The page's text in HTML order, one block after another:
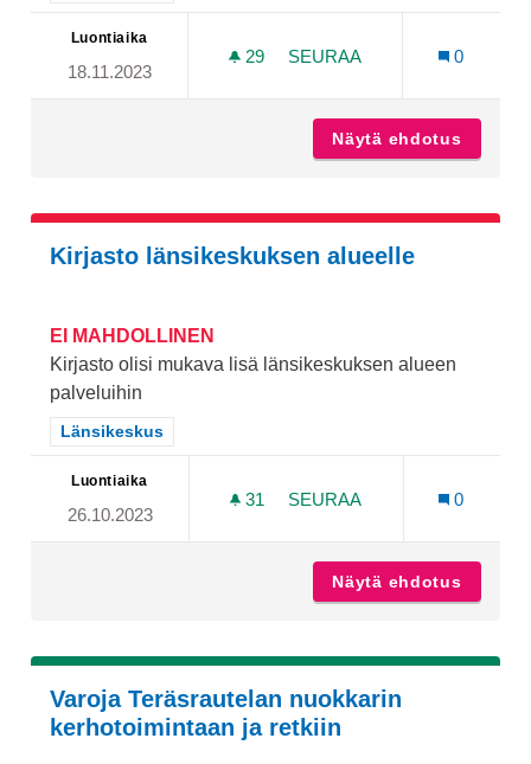
Luontiaika
18.11.2023
29 29 SEURAAJAA
SEURAA
0
Näytä ehdotus
Kirjasto länsikeskuksen alueelle
EI MAHDOLLINEN
Kirjasto olisi mukava lisä länsikeskuksen alueen
palveluihin
Rajaa tulokset teeman mukaan: Länsikeskus
Länsikeskus
Luontiaika
26.10.2023
31 31 SEURAAJAA
SEURAA
0
Näytä ehdotus
Varoja Teräsrautelan nuokkarin
kerhotoimintaan ja retkiin